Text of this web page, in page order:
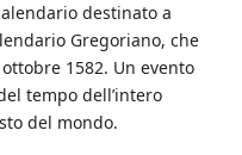
destinato a
Gregoriano, che
1582. Un evento
tempo dell’intero
del mondo.